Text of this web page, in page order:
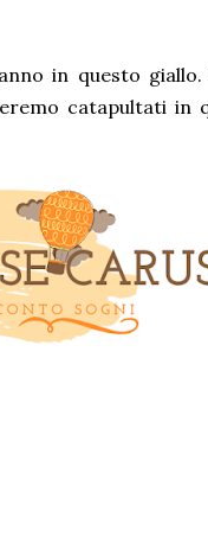
in questo
catapultati in